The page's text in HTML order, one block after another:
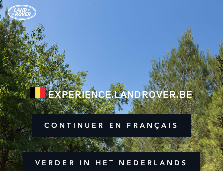
EXPERIENCE.LANDROVER.BE
CONTINUER EN FRANÇAIS
VERDER IN HET NEDERLANDS